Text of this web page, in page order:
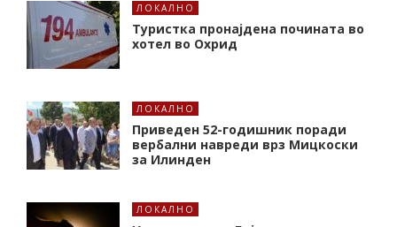
ЛОКАЛНО
Туристка пронајдена почината во
хотел во Охрид
ЛОКАЛНО
Приведен 52-годишник поради
вербални навреди врз Мицкоски
за Илинден
ЛОКАЛНО